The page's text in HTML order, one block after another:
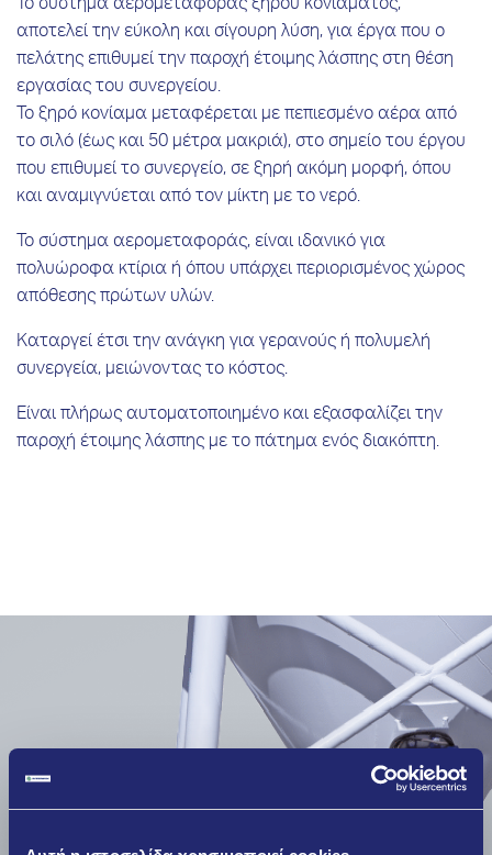
Το σύστημα αερομεταφοράς ξηρού κονιάματος,
αποτελεί την εύκολη και σίγουρη λύση, για έργα που ο
πελάτης επιθυμεί την παροχή έτοιμης λάσπης στη θέση
εργασίας του συνεργείου.
Το ξηρό κονίαμα μεταφέρεται με πεπιεσμένο αέρα από
το σιλό (έως και 50 μέτρα μακριά), στο σημείο του έργου
που επιθυμεί το συνεργείο, σε ξηρή ακόμη μορφή, όπου
και αναμιγνύεται από τον μίκτη με το νερό.
Το σύστημα αερομεταφοράς, είναι ιδανικό για
πολυώροφα κτίρια ή όπου υπάρχει περιορισμένος χώρος
απόθεσης πρώτων υλών.
Καταργεί έτσι την ανάγκη για γερανούς ή πολυμελή
συνεργεία, μειώνοντας το κόστος.
Είναι πλήρως αυτοματοποιημένο και εξασφαλίζει την
παροχή έτοιμης λάσπης με το πάτημα ενός διακόπτη.